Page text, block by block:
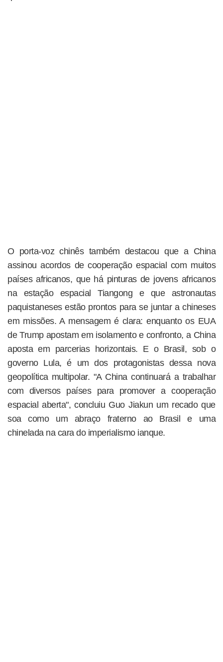
O porta-voz chinês também destacou que a China
assinou acordos de cooperação espacial com muitos
países africanos, que há pinturas de jovens africanos
na estação espacial Tiangong e que astronautas
paquistaneses estão prontos para se juntar a chineses
em missões. A mensagem é clara: enquanto os EUA
de Trump apostam em isolamento e confronto, a China
aposta em parcerias horizontais. E o Brasil, sob o
governo Lula, é um dos protagonistas dessa nova
geopolítica multipolar. "A China continuará a trabalhar
com diversos países para promover a cooperação
espacial aberta", concluiu Guo Jiakun um recado que
soa como um abraço fraterno ao Brasil e uma
chinelada na cara do imperialismo ianque.